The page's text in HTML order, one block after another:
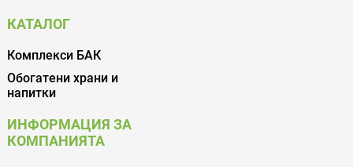
КАТАЛОГ
Комплекси БАК
Обогатени храни и
напитки
ИНФОРМАЦИЯ ЗА
КОМПАНИЯТА